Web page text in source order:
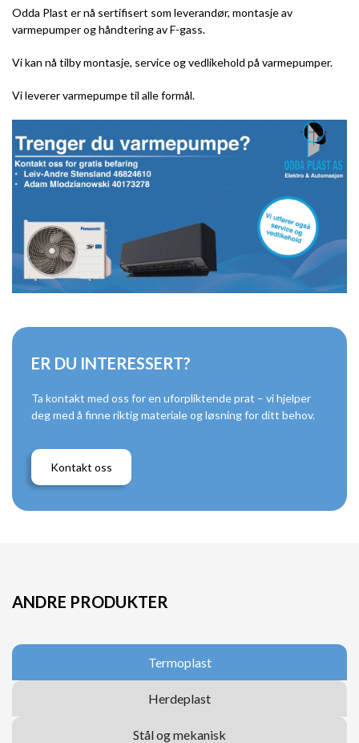
Odda Plast er nå sertifisert som leverandør, montasje av
varmepumper og håndtering av F-gass.
Vi kan nå tilby montasje, service og vedlikehold på varmepumper.
Vi leverer varmepumpe til alle formål.
ER DU INTERESSERT?
Ta kontakt med oss for en uforpliktende prat – vi hjelper
deg med å finne riktig materiale og løsning for ditt behov.
Kontakt oss
ANDRE PRODUKTER
Termoplast
Herdeplast
Stål og mekanisk